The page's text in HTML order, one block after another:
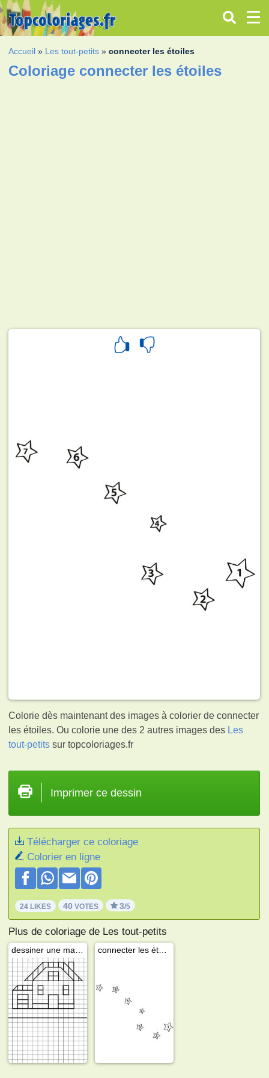
Accueil » Les tout-petits »connecter les étoiles
Coloriage connecter les étoiles
Colorie dès maintenant des images à colorier de connecter
les étoiles. Ou colorie une des 2 autres images des Les
tout-petits sur topcoloriages.fr
Imprimer ce dessin
Télécharger ce coloriage
Colorier en ligne
24 LIKES 40 VOTES 3/5
Plus de coloriage de Les tout-petits